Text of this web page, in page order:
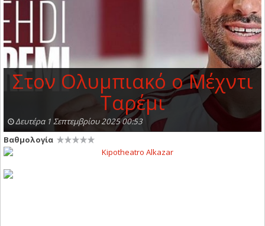
Στον Ολυμπιακό ο Μέχντι
Ταρέμι
Δευτέρα 1 Σεπτεμβρίου 2025 00:53
Βαθμολογία